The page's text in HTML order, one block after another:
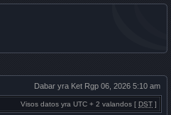
Dabar yra Ket Rgp 06, 2026 5:10 am
Visos datos yra UTC + 2 valandos [ DST ]